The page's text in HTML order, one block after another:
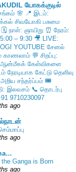
யோகக்குடில்
🌸 📍 இடம்:
சிவயோகி பசுமை
நாள்: ஞாயிறு ⏰ நேரம்:
– 9:30 🎥 LIVE:
YOUTUBE சேனல்
காணலாம் 💬 சிறப்பு:
கேள்விகளை
நேரடியாக கேட்டு தெளிவு
அறிய சந்தர்ப்பம் 🎟️
இலவசம் 📞 தொடர்பு
9710230097
ago
ago
the Ganga is Born
ago